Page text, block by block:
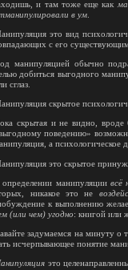
и там тоже еще как
в ум
это вид
с его
манипуляцией обычно
добиться выгодного
сглаз.
скрытое
скрытая и не видно, вроде
поведению»
а психологическое
это скрытое
манипуляции всё
никакое это не
к выполнению
(или чем) угодно: книгой или
задумаемся на минуту о
исчерпывающее понятие
это